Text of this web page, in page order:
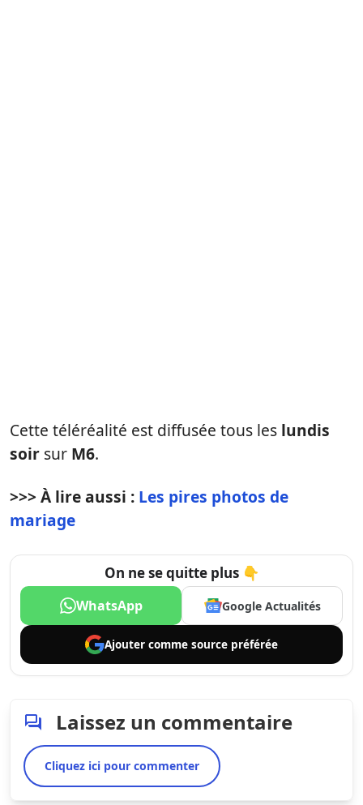
Cette téléréalité est diffusée tous les lundis
soir sur M6.
>>> À lire aussi : Les pires photos de
mariage
On ne se quitte plus 👇
WhatsApp Google Actualités
Ajouter comme source préférée
Laissez un commentaire
Cliquez ici pour commenter